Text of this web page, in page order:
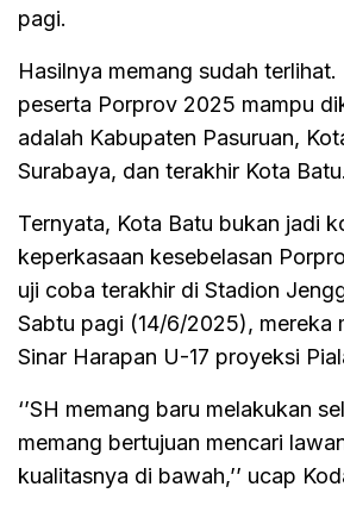
pagi.
Hasilnya memang sudah
peserta Porprov 2025 mampu
adalah Kabupaten Pasuruan,
Surabaya, dan terakhir Kota Batu.
Ternyata, Kota Batu bukan jadi
keperkasaan kesebelasan
uji coba terakhir di Stadion
Sabtu pagi (14/6/2025), mereka
Sinar Harapan U-17 proyeksi
‘’SH memang baru melakukan
memang bertujuan mencari
kualitasnya di bawah,’’ ucap